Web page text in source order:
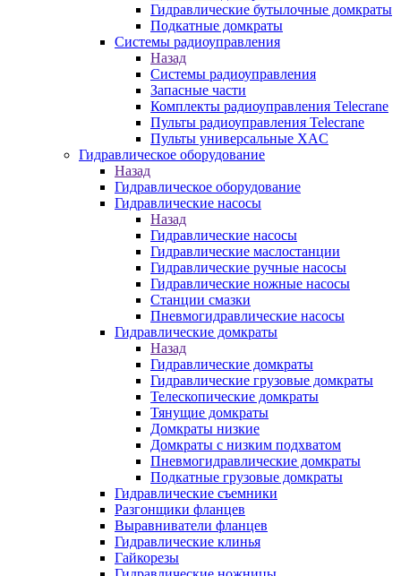
Гидравлические бутылочные домкраты
Подкатные домкраты
Системы радиоуправления
Назад
Системы радиоуправления
Запасные части
Комплекты радиоуправления Telecrane
Пульты радиоуправления Telecrane
Пульты универсальные XAC
Гидравлическое оборудование
Назад
Гидравлическое оборудование
Гидравлические насосы
Назад
Гидравлические насосы
Гидравлические маслостанции
Гидравлические ручные насосы
Гидравлические ножные насосы
Станции смазки
Пневмогидравлические насосы
Гидравлические домкраты
Назад
Гидравлические домкраты
Гидравлические грузовые домкраты
Телескопические домкраты
Тянущие домкраты
Домкраты низкие
Домкраты с низким подхватом
Пневмогидравлические домкраты
Подкатные грузовые домкраты
Гидравлические съемники
Разгонщики фланцев
Выравниватели фланцев
Гидравлические клинья
Гайкорезы